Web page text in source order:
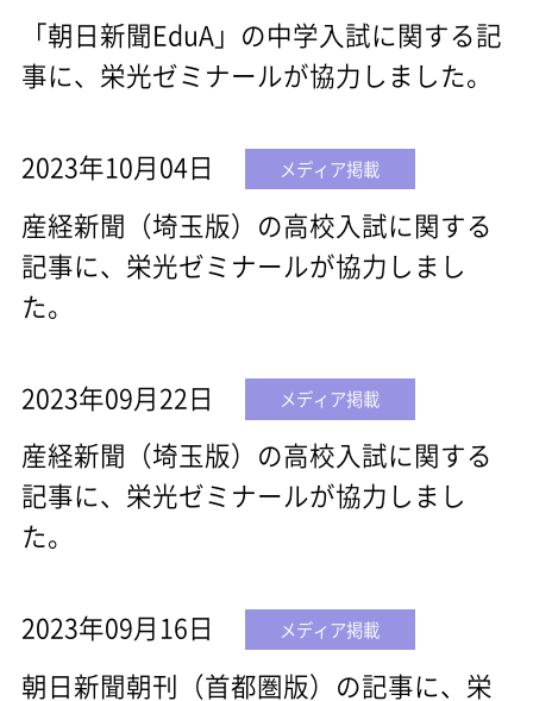
「朝日新聞EduA」の中学入試に関する記
事に、栄光ゼミナールが協力しました。
2023年10月04日 メディア掲載
産経新聞（埼玉版）の高校入試に関する
記事に、栄光ゼミナールが協力しまし
た。
2023年09月22日 メディア掲載
産経新聞（埼玉版）の高校入試に関する
記事に、栄光ゼミナールが協力しまし
た。
2023年09月16日 メディア掲載
朝日新聞朝刊（首都圏版）の記事に、栄